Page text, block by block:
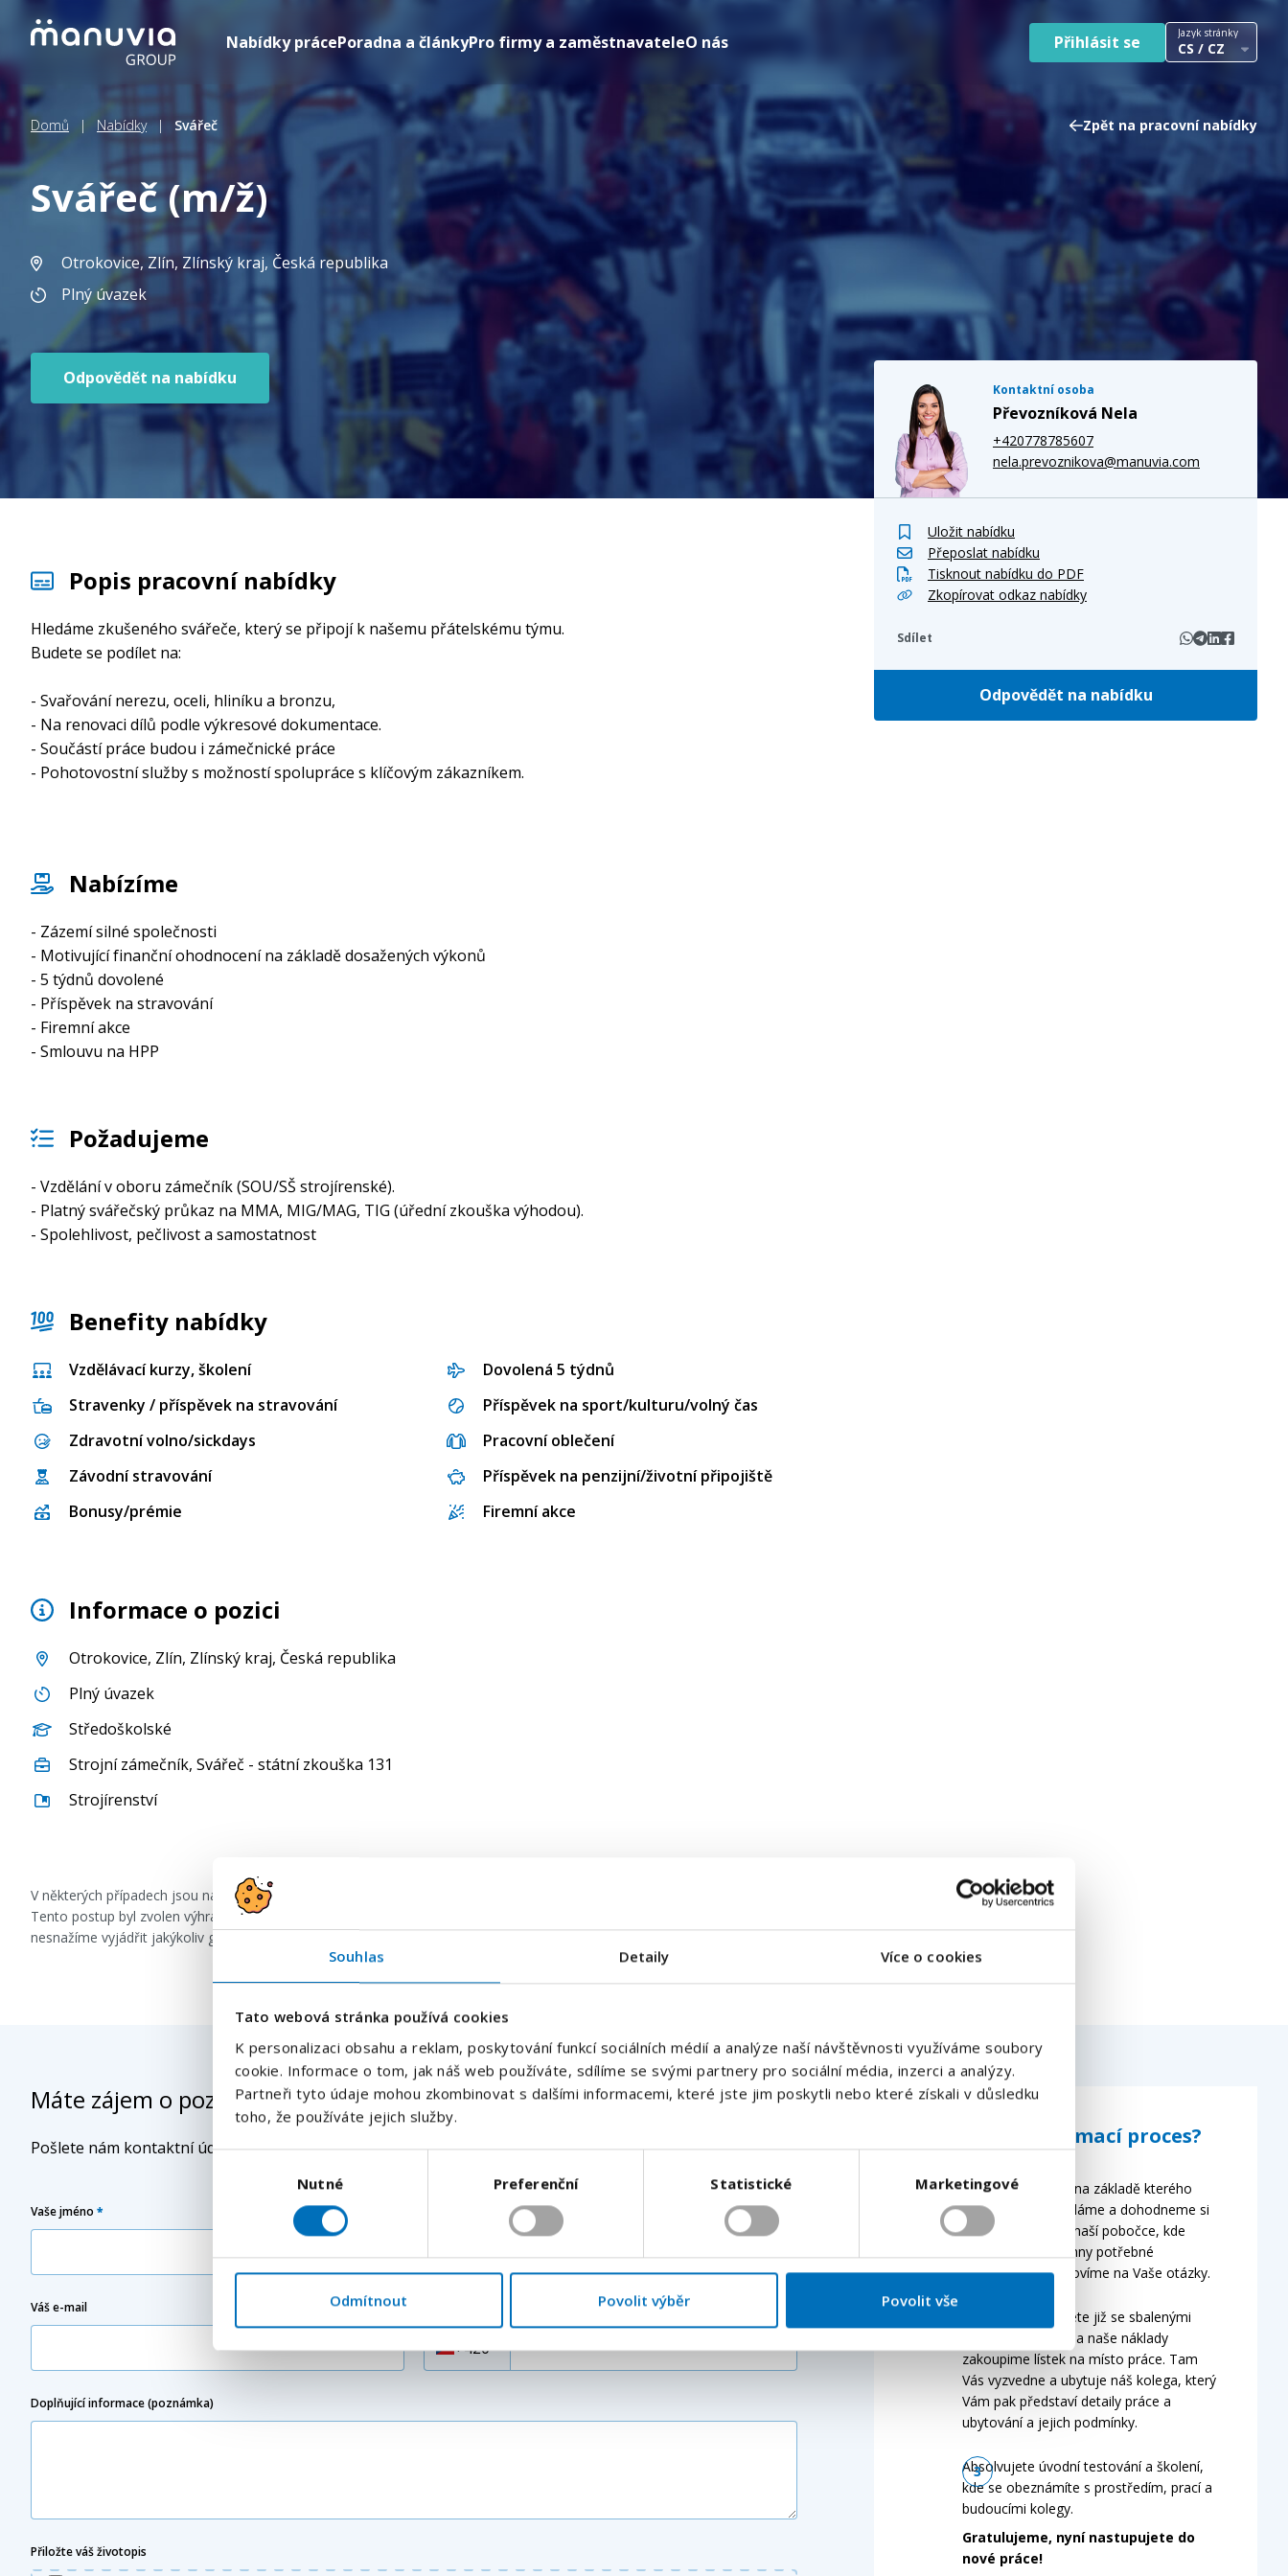
Souhlas Detaily Více o cookies
Tato webová stránka používá cookies
K personalizaci obsahu a reklam, poskytování funkcí sociálních médií a analýze naší návštěvnosti využíváme soubory
cookie. Informace o tom, jak náš web používáte, sdílíme se svými partnery pro sociální média, inzerci a analýzy.
Partneři tyto údaje mohou zkombinovat s dalšími informacemi, které jste jim poskytli nebo které získali v důsledku
toho, že používáte jejich služby.
Nutné Preferenční Statistické Marketingové
Odmítnout Povolit výběr Povolit vše
Přeskočit
obsah
Nabídky prácePoradna a článkyPro firmy a zaměstnavateleO nás Přihlásit se Jazyk stránky
CS / CZ
Zpět na pracovní nabídky
Domů | Nabídky | Svářeč
Svářeč (m/ž)
Otrokovice, Zlín, Zlínský kraj, Česká republika
Plný úvazek
Odpovědět na nabídku
Kontaktní osoba
Převozníková Nela
+420778785607
nela.prevoznikova@manuvia.com
Uložit nabídku
Přeposlat nabídku
Tisknout nabídku do PDF
Zkopírovat odkaz nabídky
Sdílet
Odpovědět na nabídku
Popis pracovní nabídky
Hledáme zkušeného svářeče, který se připojí k našemu přátelskému týmu.
Budete se podílet na:
- Svařování nerezu, oceli, hliníku a bronzu,
- Na renovaci dílů podle výkresové dokumentace.
- Součástí práce budou i zámečnické práce
- Pohotovostní služby s možností spolupráce s klíčovým zákazníkem.
Nabízíme
- Zázemí silné společnosti
- Motivující finanční ohodnocení na základě dosažených výkonů
- 5 týdnů dovolené
- Příspěvek na stravování
- Firemní akce
- Smlouvu na HPP
Požadujeme
- Vzdělání v oboru zámečník (SOU/SŠ strojírenské).
- Platný svářečský průkaz na MMA, MIG/MAG, TIG (úřední zkouška výhodou).
- Spolehlivost, pečlivost a samostatnost
Benefity nabídky
Vzdělávací kurzy, školení
Stravenky / příspěvek na stravování
Zdravotní volno/sickdays
Závodní stravování
Bonusy/prémie
Dovolená 5 týdnů
Příspěvek na sport/kulturu/volný čas
Pracovní oblečení
Příspěvek na penzijní/životní připojiště
Firemní akce
Informace o pozici
Otrokovice, Zlín, Zlínský kraj, Česká republika
Plný úvazek
Středoškolské
Strojní zámečník, Svářeč - státní zkouška 131
Strojírenství
V některých případech jsou naše inzeráty formulovány s použitím buď ženského nebo mužského rodového tvaru.
Tento postup byl zvolen výhradně za účelem zachování co největší srozumitelnosti textu. Tímto způsobem se nijak
nesnažíme vyjádřit jakýkoliv genderový předsudek či diskriminaci vůči zájemcům a zájemkyním o volná pracovní místa.
Máte zájem o pozici- Svářeč (m/ž)
Pošlete nám kontaktní údaje a náš specialista Vás bude kontaktovat do 24 hodin s podrobnostmi.
Vaše jméno *
Váš e-mail
+420
Předvolba
Doplňující informace (poznámka)
Přiložte váš životopis
Jak probíhá přijímací proces?
Vyplňte formulář, na základě kterého
Vám osobně zavoláme a dohodneme si
termín setkání na naší pobočce, kde
podepíšeme všechny potřebné
dokumenty a odpovíme na Vaše otázky.
Na pobočku přijdete již se sbalenými
věcmi a my Vám na naše náklady
zakoupime lístek na místo práce. Tam
Vás vyzvedne a ubytuje náš kolega, který
Vám pak představí detaily práce a
ubytování a jejich podmínky.
Absolvujete úvodní testování a školení,
kde se obeznámíte s prostředím, prací a
budoucími kolegy.
Gratulujeme, nyní nastupujete do
nové práce!
+420
Odesláním souhlasíte sezpracováním osobních údajů.
Odeslat